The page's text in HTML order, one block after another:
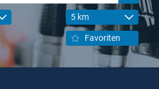
5 km
Favoriten